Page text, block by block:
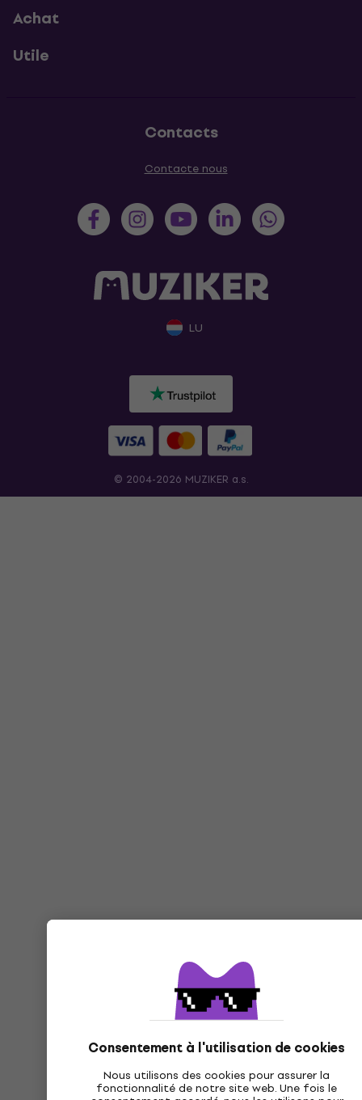
Consentement à l'utilisation de cookies
Nous utilisons des cookies pour assurer la
fonctionnalité de notre site web. Une fois le
Achat
Utile
Contacts
Contacte nous
LU
© 2004-2026 MUZIKER a.s.